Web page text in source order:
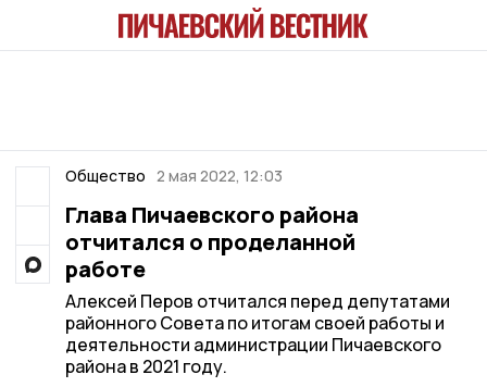
Общество 2 мая 2022, 12:03
Глава Пичаевского района
отчитался о проделанной
работе
Алексей Перов отчитался перед депутатами
районного Совета по итогам своей работы и
деятельности администрации Пичаевского
района в 2021 году.